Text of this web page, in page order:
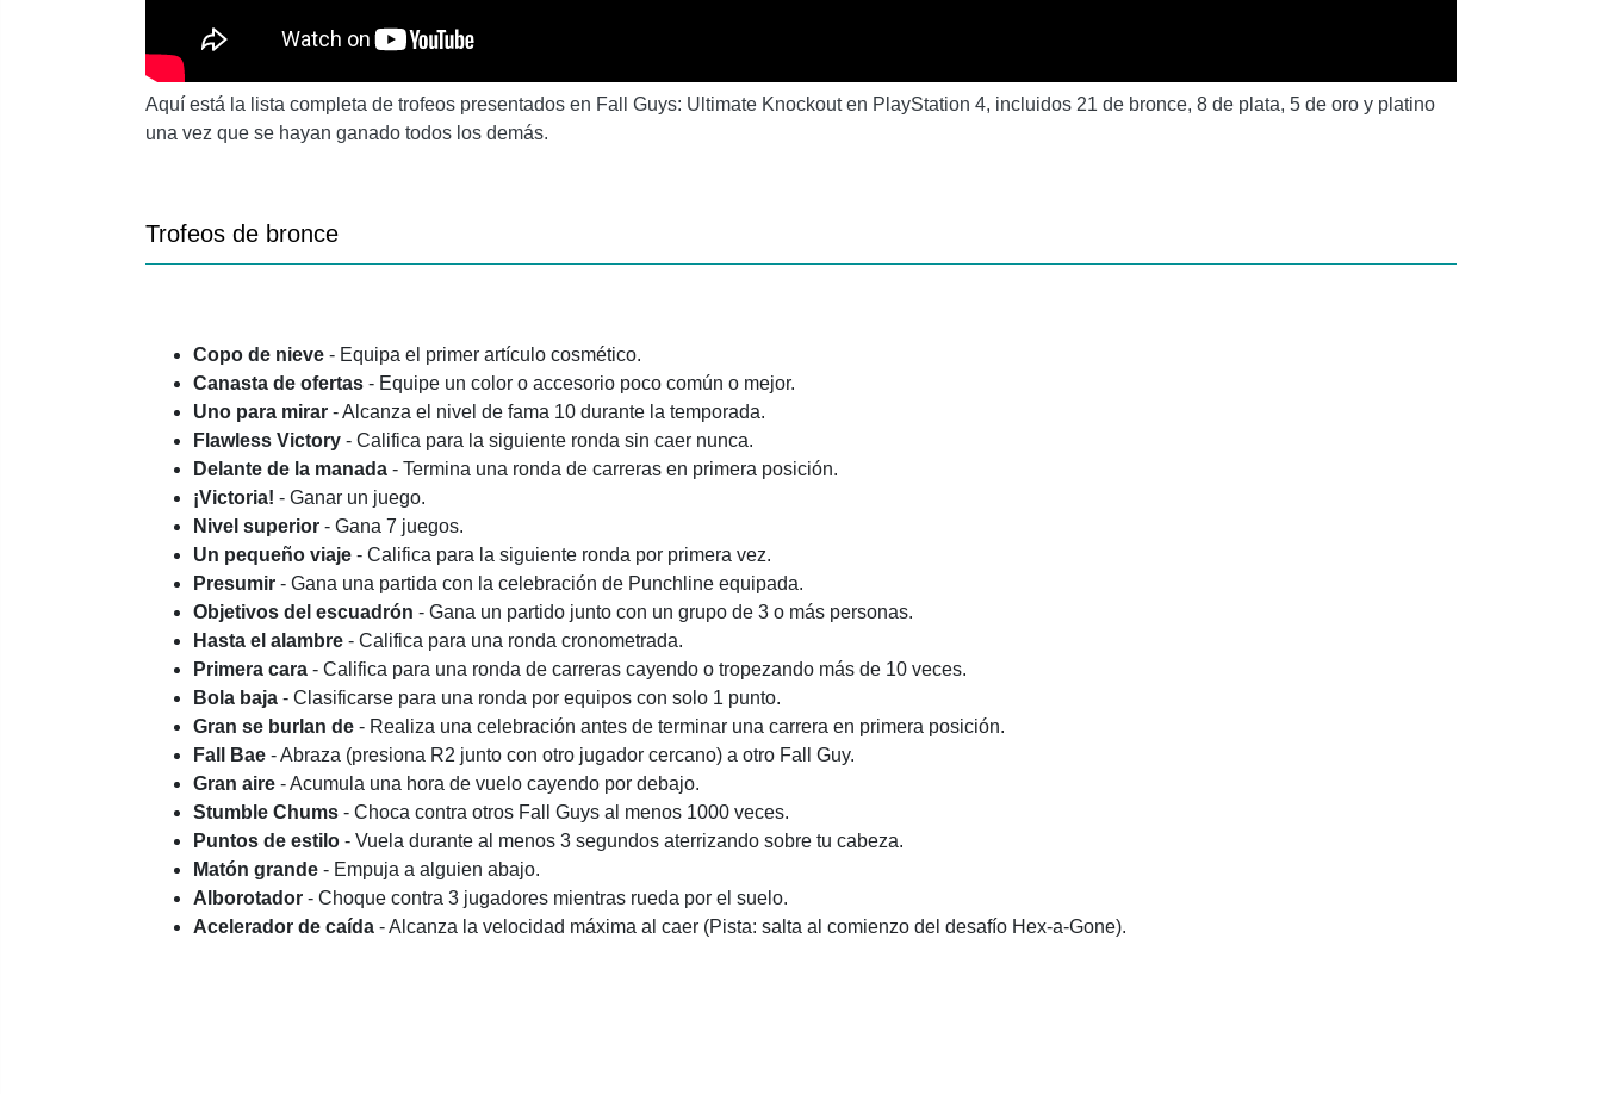
Aquí está la lista completa de trofeos presentados en Fall Guys: Ultimate Knockout en PlayStation 4, incluidos 21 de bronce, 8 de plata, 5 de oro y platino
una vez que se hayan ganado todos los demás.
Trofeos de bronce
Copo de nieve - Equipa el primer artículo cosmético.
Canasta de ofertas - Equipe un color o accesorio poco común o mejor.
Uno para mirar - Alcanza el nivel de fama 10 durante la temporada.
Flawless Victory - Califica para la siguiente ronda sin caer nunca.
Delante de la manada - Termina una ronda de carreras en primera posición.
¡Victoria! - Ganar un juego.
Nivel superior - Gana 7 juegos.
Un pequeño viaje - Califica para la siguiente ronda por primera vez.
Presumir - Gana una partida con la celebración de Punchline equipada.
Objetivos del escuadrón - Gana un partido junto con un grupo de 3 o más personas.
Hasta el alambre - Califica para una ronda cronometrada.
Primera cara - Califica para una ronda de carreras cayendo o tropezando más de 10 veces.
Bola baja - Clasificarse para una ronda por equipos con solo 1 punto.
Gran se burlan de - Realiza una celebración antes de terminar una carrera en primera posición.
Fall Bae - Abraza (presiona R2 junto con otro jugador cercano) a otro Fall Guy.
Gran aire - Acumula una hora de vuelo cayendo por debajo.
Stumble Chums - Choca contra otros Fall Guys al menos 1000 veces.
Puntos de estilo - Vuela durante al menos 3 segundos aterrizando sobre tu cabeza.
Matón grande - Empuja a alguien abajo.
Alborotador - Choque contra 3 jugadores mientras rueda por el suelo.
Acelerador de caída - Alcanza la velocidad máxima al caer (Pista: salta al comienzo del desafío Hex-a-Gone).